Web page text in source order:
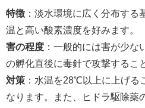
特徴 ：淡水環境に広く分布する
温と高い酸素濃度を好みます。
害の程度 ：一般的には害が少な
の孵化直後に毒針で攻撃するこ
対策 ：水温を28℃以上に上げる
なります。また、ヒドラ駆除薬